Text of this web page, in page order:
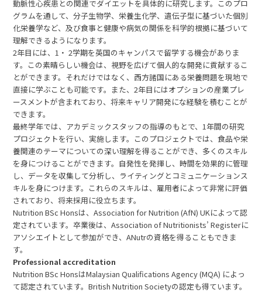
動脈性心疾患との関連でダイエットを具体的に研究します。このプロ
グラムを通して、分子生物学、栄養生化学、遺伝子型に基づいた個別
化栄養学など、及び食事と健康や病気の関係を科学的根拠に基づいて
理解できるようになります。
2年目には、1・ 2学期を英国のキャンパスで留学する機会がありま
す。この素晴らしい機会は、視野を広げて個人的な開発に貢献するこ
とができます。それだけではなく、西方諸国にある栄養問題を現地で
直接に学ぶことも可能です。また、2年目にはオプションの産業プレ
ースメントが含まれており、将来キャリア開発にな経験を積むことが
できます。
最終学年では、アカデミックスタッフの指導のもとで、1年間の研究
プロジェクトを行い、実施します。このプロジェクトでは、食品や栄
養関連のテーマについての深い理解を得ることができ、多くのスキル
を身につけることができます。自発性を発揮し、時間を効果的に管理
し、データを収集して分析し、ライティングとコミュニケーションス
キルを身につけます。これらのスキルは、雇用者によって非常に評価
されており、将来採用に役立ちます。
Nutrition BSc Honsは、Association for Nutrition (AfN) UKによって認
定されています。卒業後は、Association of Nutritionists’ Registerに
アソシエイトとして参加ができ、ANutrの資格を得ることもできま
す。
Professional accreditation
Nutrition BSc HonsはMalaysian Qualifications Agency (MQA) によっ
て認定されています。British Nutrition Societyの認定も得ています。